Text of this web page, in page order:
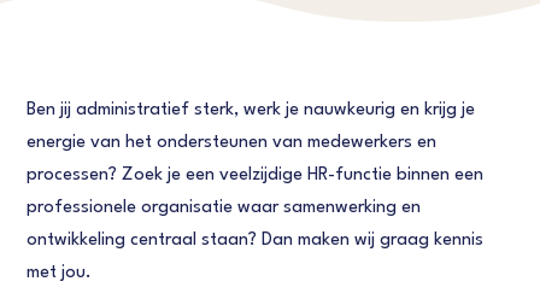
Ben jij administratief sterk, werk je nauwkeurig en krijg je
energie van het ondersteunen van medewerkers en
processen? Zoek je een veelzijdige HR-functie binnen een
professionele organisatie waar samenwerking en
ontwikkeling centraal staan? Dan maken wij graag kennis
met jou.